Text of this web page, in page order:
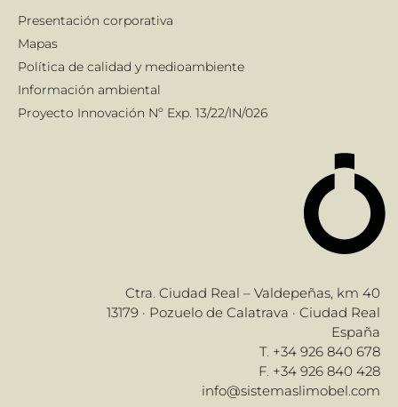
Presentación corporativa
Mapas
Política de calidad y medioambiente
Información ambiental
Proyecto Innovación Nº Exp. 13/22/IN/026
Ctra. Ciudad Real – Valdepeñas, km 40
13179 · Pozuelo de Calatrava · Ciudad Real
España
T. +34 926 840 678
F. +34 926 840 428
info@sistemaslimobel.com